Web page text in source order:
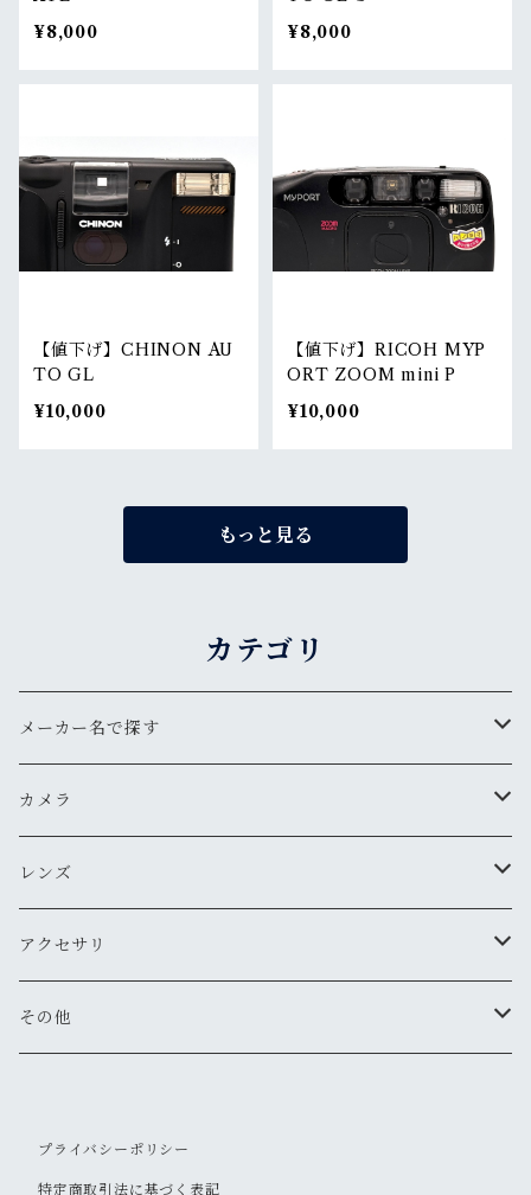
¥8,000
¥8,000
【値下げ】CHINON AU
TO GL
¥10,000
【値下げ】RICOH MYP
ORT ZOOM mini P
¥10,000
もっと見る
カテゴリ
メーカー名で探す
ペンタックス
オリンパス
ニコン
キヤノン
リコー
カメラ
用途から探す
気軽にスナップ
マニュアル操作で本格的に
一眼レフ
ペンタックス
ミノルタ
レンジファインダー(レンズ交換式)
ミノルタ(千代田光学)
ミノルタ
ハーフカメラ
レンズ
焦点距離から探す
広角
望遠
ニコンFマウント
ペンタックスKマウント
アクセサリ
レンズフード
キャップ
その他
プライバシーポリシー
特定商取引法に基づく表記